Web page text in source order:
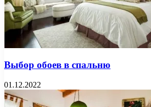
Выбор обоев в спальню
01.12.2022